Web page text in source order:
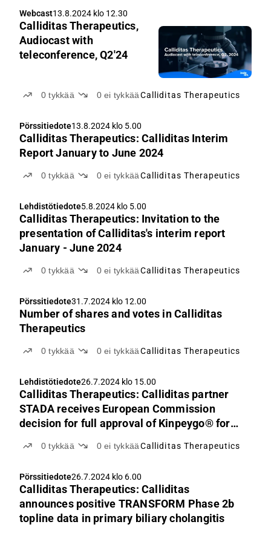
Webcast13.8.2024 klo 12.30
Calliditas Therapeutics,
Audiocast with
teleconference, Q2'24
0tykkää 0ei tykkääCalliditas Therapeutics
Pörssitiedote13.8.2024 klo 5.00
Calliditas Therapeutics: Calliditas Interim
Report January to June 2024
0tykkää 0ei tykkääCalliditas Therapeutics
Lehdistötiedote5.8.2024 klo 5.00
Calliditas Therapeutics: Invitation to the
presentation of Calliditas's interim report
January - June 2024
0tykkää 0ei tykkääCalliditas Therapeutics
Pörssitiedote31.7.2024 klo 12.00
Number of shares and votes in Calliditas
Therapeutics
0tykkää 0ei tykkääCalliditas Therapeutics
Lehdistötiedote26.7.2024 klo 15.00
Calliditas Therapeutics: Calliditas partner
STADA receives European Commission
decision for full approval of Kinpeygo® for
0tykkää 0ei tykkääCalliditas Therapeutics
Pörssitiedote26.7.2024 klo 6.00
Calliditas Therapeutics: Calliditas
announces positive TRANSFORM Phase 2b
topline data in primary biliary cholangitis